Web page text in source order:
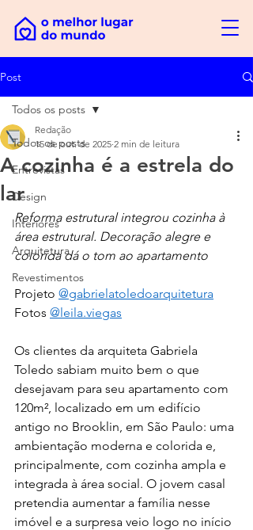
Post
Todos os posts
Entrevistas
Design
Interiores
Arquitetura
Revestimentos
Todos os posts
A cozinha é a estrela do
lar
Redação
15 de out. de 2025 2 min de leitura
Reforma estrutural integrou cozinha à
área estrutural. Decoração alegre e
colorida dá o tom ao apartamento
Projeto @gabrielatoledoarquitetura
Fotos @leila.viegas
Os clientes da arquiteta Gabriela
Toledo sabiam muito bem o que
desejavam para seu apartamento com
120m², localizado em um edifício
antigo no Brooklin, em São Paulo: uma
ambientação moderna e colorida e,
principalmente, com cozinha ampla e
integrada à área social. O jovem casal
pretendia aumentar a família nesse
imóvel e a surpresa veio logo no início